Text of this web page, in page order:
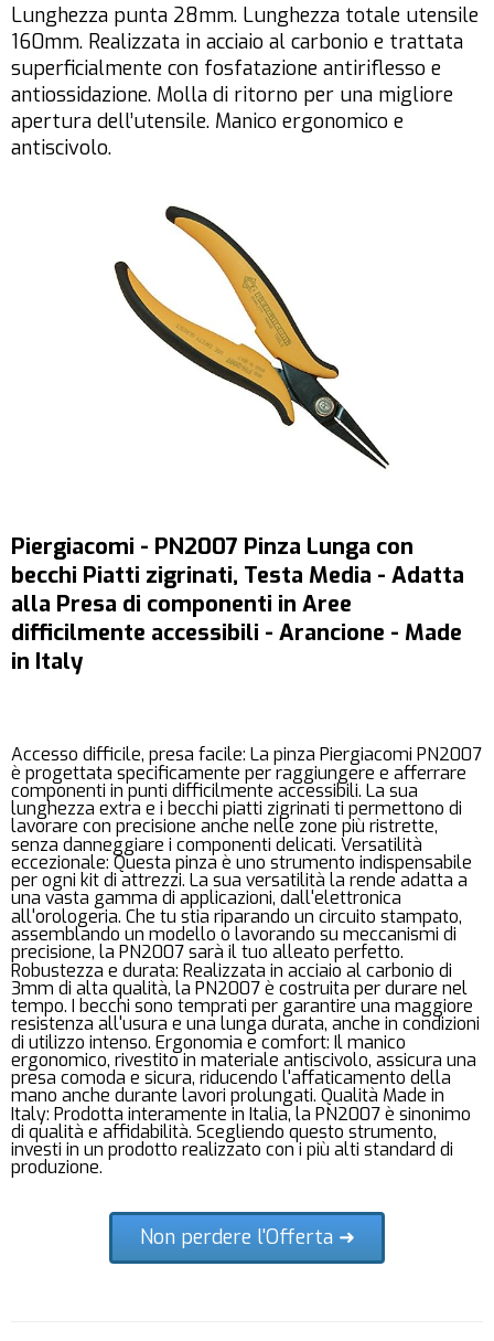
Lunghezza punta 28mm. Lunghezza totale utensile
160mm. Realizzata in acciaio al carbonio e trattata
superficialmente con fosfatazione antiriflesso e
antiossidazione. Molla di ritorno per una migliore
apertura dell’utensile. Manico ergonomico e
antiscivolo.
Piergiacomi - PN2007 Pinza Lunga con
becchi Piatti zigrinati, Testa Media - Adatta
alla Presa di componenti in Aree
difficilmente accessibili - Arancione - Made
in Italy
Accesso difficile, presa facile: La pinza Piergiacomi PN2007
è progettata specificamente per raggiungere e afferrare
componenti in punti difficilmente accessibili. La sua
lunghezza extra e i becchi piatti zigrinati ti permettono di
lavorare con precisione anche nelle zone più ristrette,
senza danneggiare i componenti delicati. Versatilità
eccezionale: Questa pinza è uno strumento indispensabile
per ogni kit di attrezzi. La sua versatilità la rende adatta a
una vasta gamma di applicazioni, dall'elettronica
all'orologeria. Che tu stia riparando un circuito stampato,
assemblando un modello o lavorando su meccanismi di
precisione, la PN2007 sarà il tuo alleato perfetto.
Robustezza e durata: Realizzata in acciaio al carbonio di
3mm di alta qualità, la PN2007 è costruita per durare nel
tempo. I becchi sono temprati per garantire una maggiore
resistenza all'usura e una lunga durata, anche in condizioni
di utilizzo intenso. Ergonomia e comfort: Il manico
ergonomico, rivestito in materiale antiscivolo, assicura una
presa comoda e sicura, riducendo l'affaticamento della
mano anche durante lavori prolungati. Qualità Made in
Italy: Prodotta interamente in Italia, la PN2007 è sinonimo
di qualità e affidabilità. Scegliendo questo strumento,
investi in un prodotto realizzato con i più alti standard di
produzione.
Non perdere l'Offerta ➜